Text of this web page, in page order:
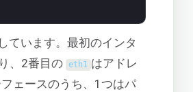
ています。最初のインタ
、2番目の eth1 はアドレ
ェースのうち、1つはパ